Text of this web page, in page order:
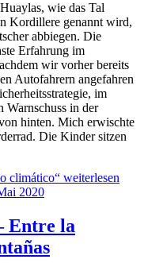
wie das Tal
Kordillere genannt wird,
abbiegen. Die
Erfahrung im
wir vorher bereits
Autofahrern angefahren
im
in der
hinten. Mich erwischte
Die Kinder sitzen
climático“ weiterlesen
2020
Entre la